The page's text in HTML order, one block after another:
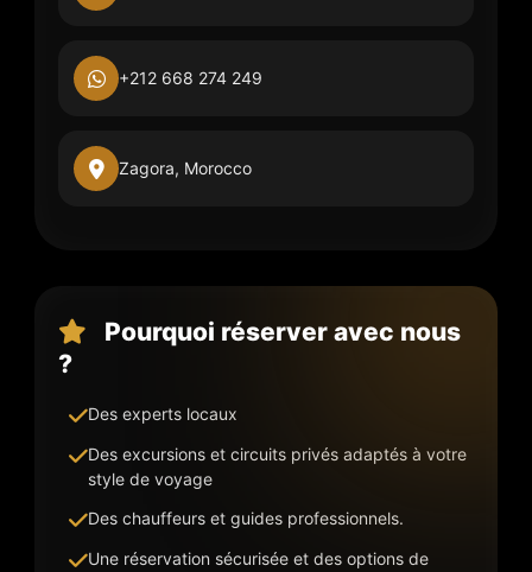
+212 668 274 249
Zagora, Morocco
Pourquoi réserver avec nous
?
Des experts locaux
Des excursions et circuits privés adaptés à votre
style de voyage
Des chauffeurs et guides professionnels.
Une réservation sécurisée et des options de